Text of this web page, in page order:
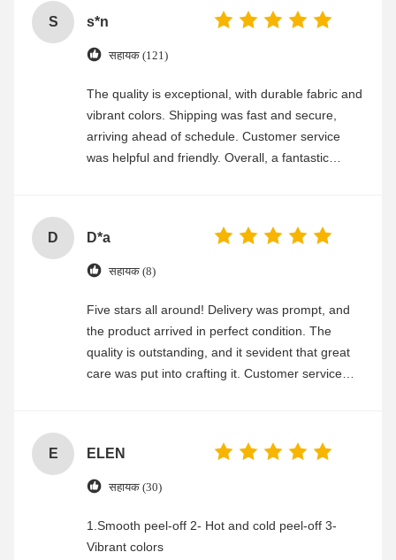
S s*n
सहायक (121)
The quality is exceptional, with durable fabric and
vibrant colors. Shipping was fast and secure,
arriving ahead of schedule. Customer service
was helpful and friendly. Overall, a fantastic
D D*a
सहायक (8)
Five stars all around! Delivery was prompt, and
the product arrived in perfect condition. The
quality is outstanding, and it sevident that great
care was put into crafting it. Customer service
E ELEN
सहायक (30)
1.Smooth peel-off 2- Hot and cold peel-off 3-
Vibrant colors